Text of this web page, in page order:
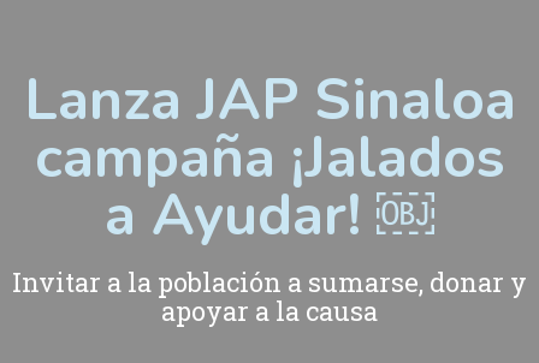
Lanza JAP Sinaloa
campaña ¡Jalados
a Ayudar! ￼
Invitar a la población a sumarse, donar y
apoyar a la causa